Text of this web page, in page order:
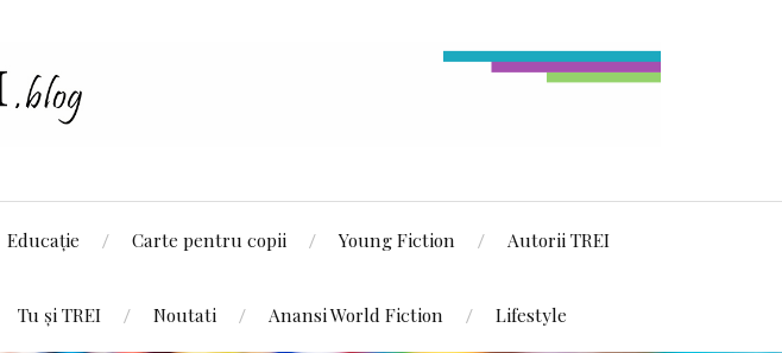
Educație Carte pentru copii Young Fiction Autorii TREI
Tu și TREI Noutati Anansi World Fiction Lifestyle